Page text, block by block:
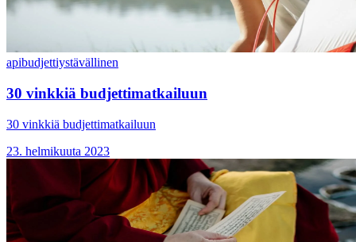
apibudjettiystävällinen
30 vinkkiä budjettimatkailuun
30 vinkkiä budjettimatkailuun
23. helmikuuta 2023